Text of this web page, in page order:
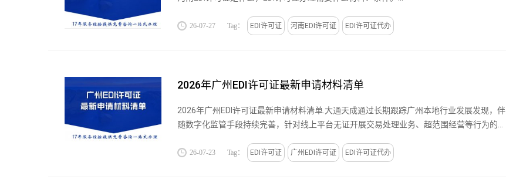
26-07-27 Tag： EDI许可证 河南EDI许可证 EDI许可证代办
2026年广州EDI许可证最新申请材料清单
2026年广州EDI许可证最新申请材料清单.大通天成通过长期跟踪广州本地行业发展发现，伴
随数字化监管手段持续完善，针对线上平台无证开展交易处理业务、超范围经营等行为的常
26-07-23 Tag： EDI许可证 广州EDI许可证 EDI许可证代办